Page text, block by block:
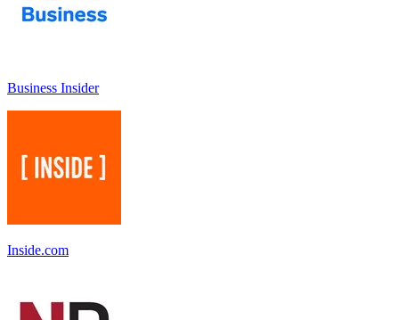
Business Insider
Inside.com